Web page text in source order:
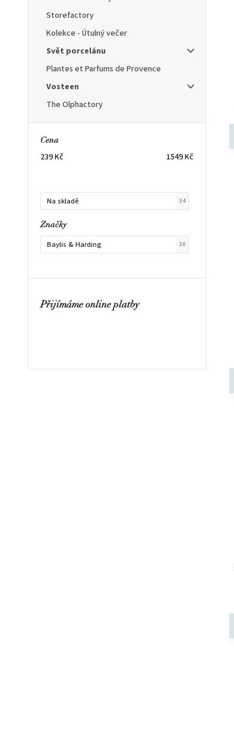
Storefactory
Kolekce - Útulný večer
Svět porcelánu
Plantes et Parfums de Provence
Vosteen
The Olphactory
Cena
239Kč 1549Kč
Na skladě 34
Značky
Baylis & Harding 30
Přijímáme online platby